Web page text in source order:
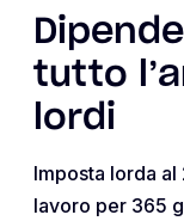
tutto
lordi
Imposta lorda
lavoro per 365